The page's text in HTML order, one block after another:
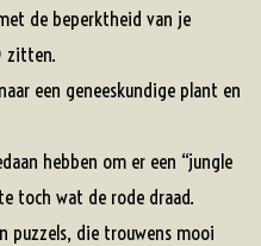
de beperktheid van je
zitten.
een geneeskundige plant en
hebben om er een “jungle
toch wat de rode draad.
puzzels, die trouwens mooi